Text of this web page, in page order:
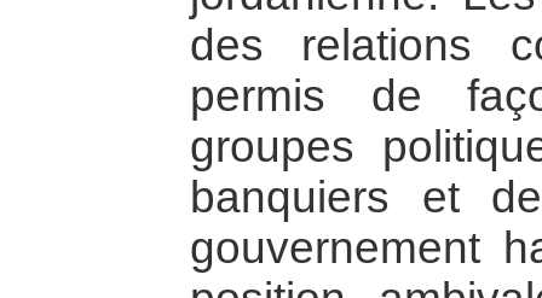
des relations
permis de
groupes
banquiers et
gouvernement